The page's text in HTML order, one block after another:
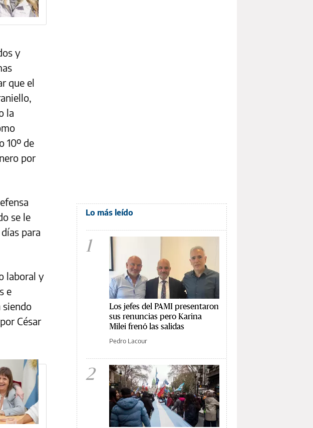
y
que el
la
10º de
por
se le
para
laboral y
e
siendo
César
Lo más leído
1
Los jefes del PAMI presentaron
sus renuncias pero Karina
Milei frenó las salidas
Pedro Lacour
2